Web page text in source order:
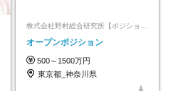
オープンポジション
500～1500万円
東京都_神奈川県